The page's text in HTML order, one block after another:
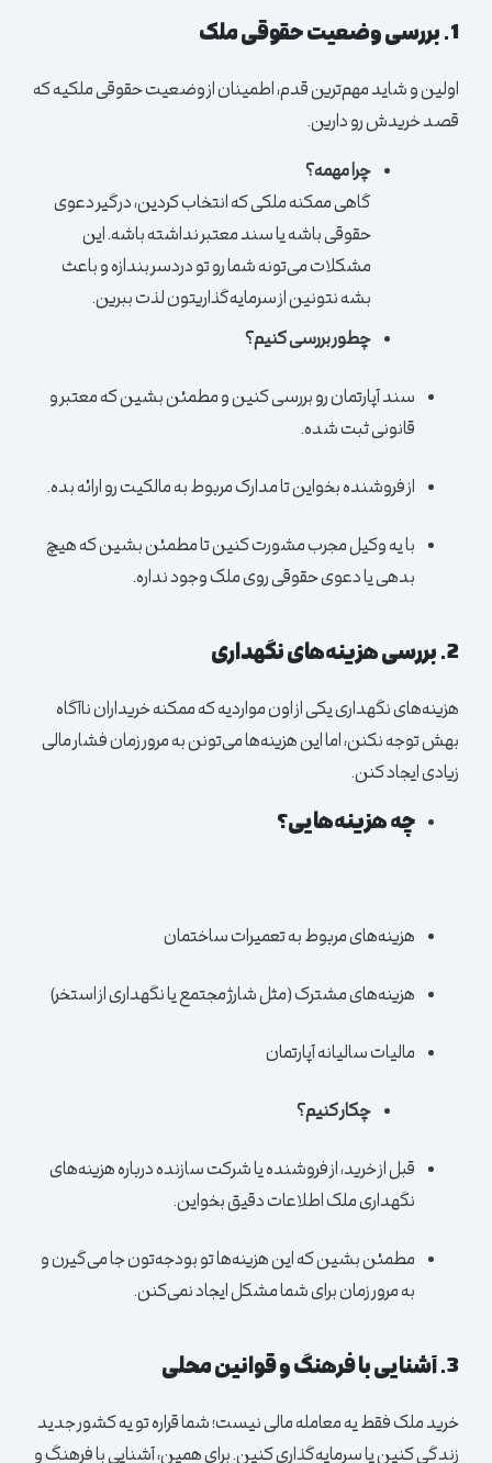
1. بررسی وضعیت حقوقی ملک
اولین و شاید مهم‌ترین قدم، اطمینان از وضعیت حقوقی ملکیه که
قصد خریدش رو دارین.
چرا مهمه؟
گاهی ممکنه ملکی که انتخاب کردین، درگیر دعوی
حقوقی باشه یا سند معتبر نداشته باشه. این
مشکلات می‌تونه شما رو تو دردسر بندازه و باعث
بشه نتونین از سرمایه‌گذاریتون لذت ببرین.
چطور بررسی کنیم؟
سندآپارتمانرو بررسی کنین و مطمئن بشین که معتبر و
قانونی ثبت شده.
از فروشنده بخواین تا مدارک مربوط به مالکیت رو ارائه بده.
با یه وکیل مجرب مشورت کنین تا مطمئن بشین که هیچ
بدهی یا دعوی حقوقی روی ملک وجود نداره.
2. بررسی هزینه‌های نگهداری
هزینه‌های نگهداری یکی از اون مواردیه که ممکنه خریداران ناآگاه
بهش توجه نکنن، اما این هزینه‌ها می‌تونن به مرور زمان فشار مالی
زیادی ایجاد کنن.
چه هزینه‌هایی؟
هزینه‌های مربوط به تعمیرات ساختمان
هزینه‌های مشترک (مثل شارژ مجتمع یا نگهداری از استخر)
مالیات سالیانهآپارتمان
چکار کنیم؟
قبل از خرید، از فروشنده یا شرکت سازنده درباره هزینه‌های
نگهداری ملک اطلاعات دقیق بخواین.
مطمئن بشین که این هزینه‌ها تو بودجه‌تون جا می‌گیرن و
به مرور زمان برای شما مشکل ایجاد نمی‌کنن.
3. آشنایی با فرهنگ و قوانین محلی
خرید ملک فقط یه معامله مالی نیست؛ شما قراره تو یه کشور جدید
زندگی کنین یا سرمایه‌گذاری کنین. برای همین، آشنایی با فرهنگ و